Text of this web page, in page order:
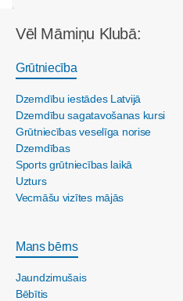
Vēl Māmiņu Klubā:
Grūtniecība
Dzemdību iestādes Latvijā
Dzemdību sagatavošanas kursi
Grūtniecības veselīga norise
Dzemdības
Sports grūtniecības laikā
Uzturs
Vecmāšu vizītes mājās
Mans bērns
Jaundzimušais
Bēbītis